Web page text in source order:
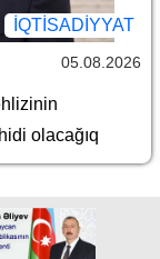
İQTİSADİYYAT
05.08.2026
olacağıq